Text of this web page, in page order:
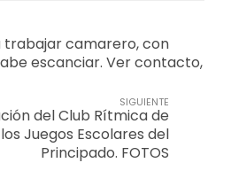
trabajar camarero, con
escanciar. Ver contacto,
SIGUIENTE
del Club Rítmica de
Juegos Escolares del
Principado. FOTOS